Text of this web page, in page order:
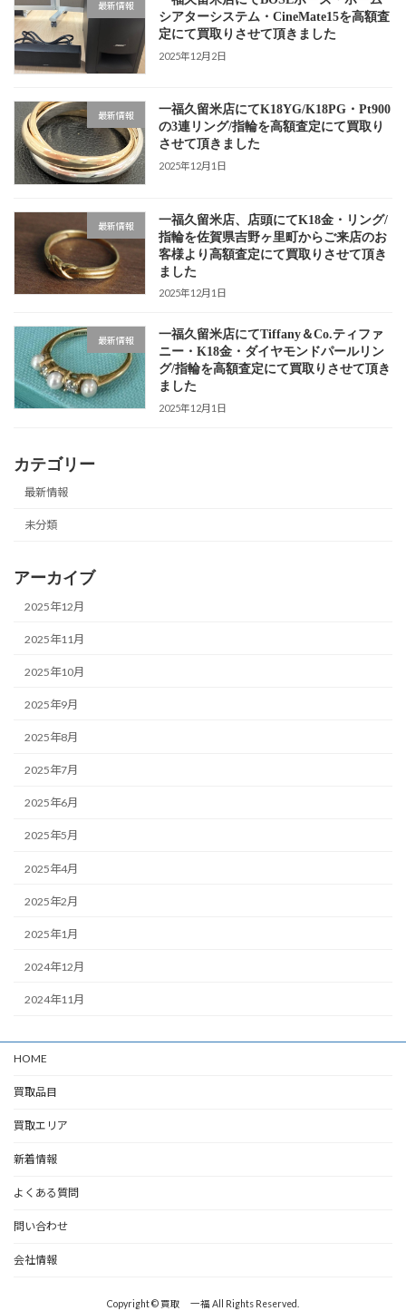
最新情報
シアターシステム・CineMate15を高額査
定にて買取りさせて頂きました
2025年12月2日
最新情報
一福久留米店にてK18YG/K18PG・Pt900
の3連リング/指輪を高額査定にて買取り
させて頂きました
2025年12月1日
最新情報
一福久留米店、店頭にてK18金・リング/
指輪を佐賀県吉野ヶ里町からご来店のお
客様より高額査定にて買取りさせて頂き
ました
2025年12月1日
最新情報
一福久留米店にてTiffany＆Co.ティファ
ニー・K18金・ダイヤモンドパールリン
グ/指輪を高額査定にて買取りさせて頂き
ました
2025年12月1日
カテゴリー
最新情報
未分類
アーカイブ
2025年12月
2025年11月
2025年10月
2025年9月
2025年8月
2025年7月
2025年6月
2025年5月
2025年4月
2025年2月
2025年1月
2024年12月
2024年11月
HOME
買取品目
買取エリア
新着情報
よくある質問
問い合わせ
会社情報
Copyright © 買取 一福 All Rights Reserved.